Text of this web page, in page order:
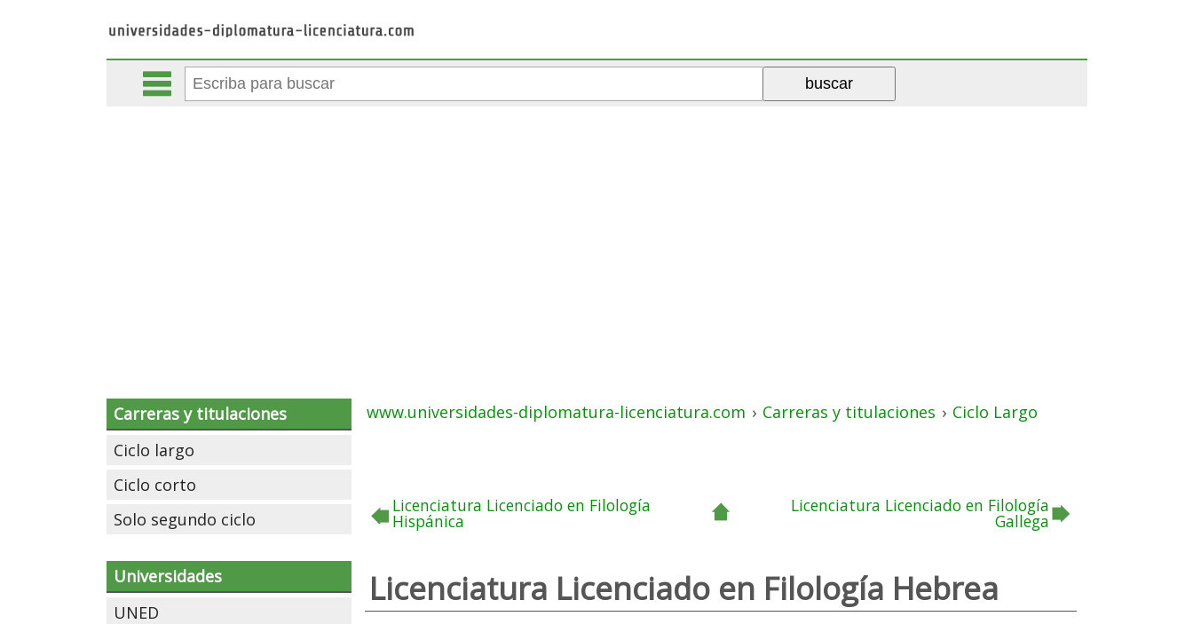
Carreras y titulaciones
Ciclo largo
Ciclo corto
Solo segundo ciclo
Universidades
UNED
www.universidades-diplomatura-licenciatura.com › Carreras y titulaciones › Ciclo Largo
Licenciatura Licenciado en Filología
Hispánica
Licenciatura Licenciado en Filología
Gallega
Licenciatura Licenciado en Filología Hebrea